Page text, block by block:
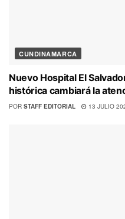
CUNDINAMARCA
Nuevo Hospital El
histórica cambiará la
POR STAFF EDITORIAL 13 JULIO